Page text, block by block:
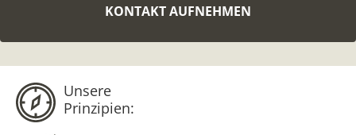
KONTAKT AUFNEHMEN
Unsere
Prinzipien: